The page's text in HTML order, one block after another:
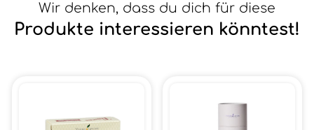
Wir denken, dass du dich für diese
Produkte interessieren könntest!